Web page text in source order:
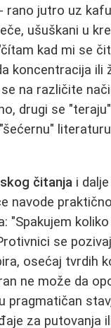
rano jutro uz
ušuškani u
kad mi se
koncentracija ili
na različite
drugi se
čitanja i
navode
"Spakujem
se
osećaj tvrdih
ne može da
pragmatičan
za putovanja